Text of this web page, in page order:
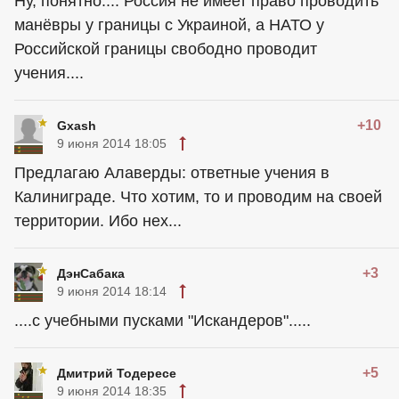
манёвры у границы с Украиной, а НАТО у
Российской границы свободно проводит
учения....
Gxash +10
9 июня 2014 18:05
Предлагаю Алаверды: ответные учения в
Калиниграде. Что хотим, то и проводим на своей
территории. Ибо нех...
ДэнСабака +3
9 июня 2014 18:14
....с учебными пусками "Искандеров".....
Дмитрий Тодересе +5
9 июня 2014 18:35